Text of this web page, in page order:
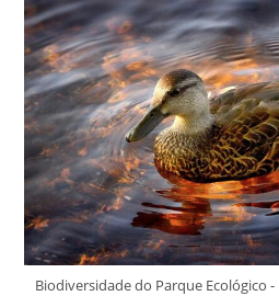
Biodiversidade do Parque Ecológico